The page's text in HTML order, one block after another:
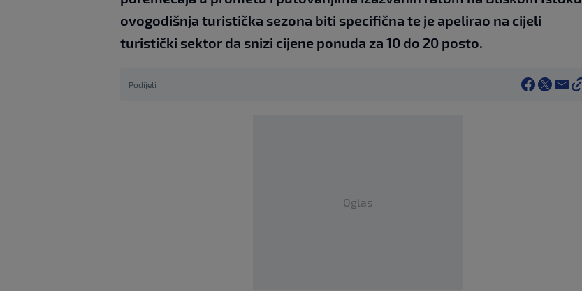
ovogodišnja turistička sezona biti specifična te je apelirao na cijeli
turistički sektor da snizi cijene ponuda za 10 do 20 posto.
Podijeli
Oglas